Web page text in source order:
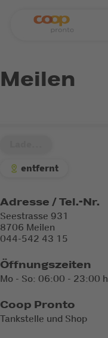
Meilen
entfernt
Adresse / Tel.-Nr.
Seestrasse 931
8706 Meilen
044-542 43 15
Öffnungszeiten
Mo - So: 06:00 - 23:00 h
Coop Pronto
Tankstelle und Shop